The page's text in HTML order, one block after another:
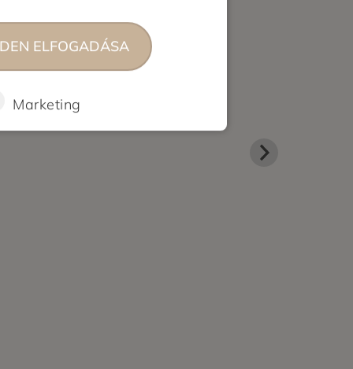
ELFOGADÁSA
Marketing